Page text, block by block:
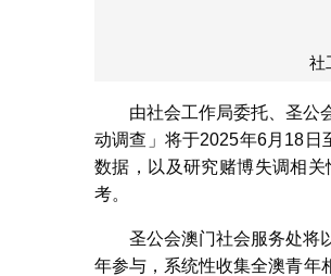
社
由社会工作局委托、圣公
动调查」将于2025年6月18日
数据，以及研究赌博失调相
考。
圣公会澳门社会服务处将
年参与，系统性收集全澳青年